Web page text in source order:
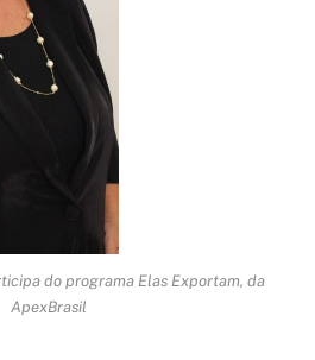
do programa Elas Exportam, da
ApexBrasil